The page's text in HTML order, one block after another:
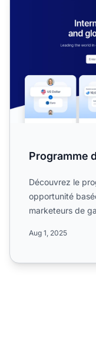
Programme
Découvrez le
opportunité
marketeurs de
Aug 1, 2025